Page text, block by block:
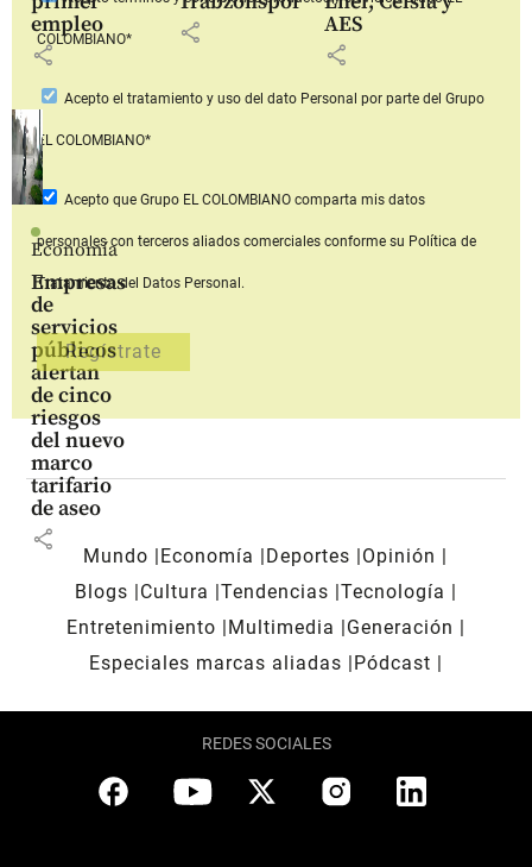
empleo
share
share
AES
share
Economía
Empresas
de
servicios
públicos
alertan
de cinco
riesgos
del nuevo
marco
tarifario
de aseo
share
COLOMBIANO*
Acepto el tratamiento y uso del dato Personal por parte del Grupo
EL COLOMBIANO*
Acepto que Grupo EL COLOMBIANOcomparta mis datos
personales con terceros aliados comerciales conforme su Política de
Tratamiento del Datos Personal.
Mundo Economía Deportes
Opinión
Blogs
Cultura Tendencias Tecnología
Entretenimiento
Multimedia
Generación
Especiales marcas aliadas
Pódcast
REDES SOCIALES